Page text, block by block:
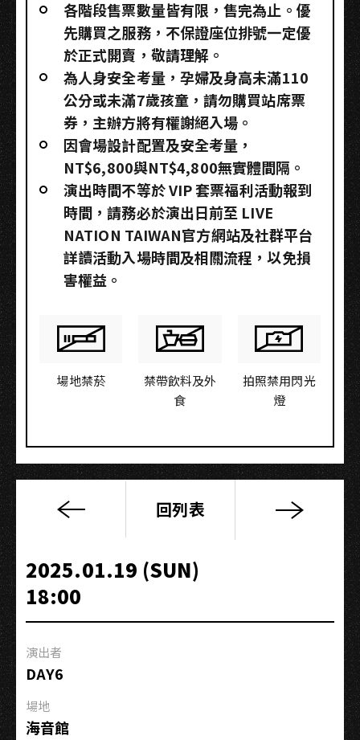
各階段售票數量皆有限，售完為止。優
先購買之服務，不保證座位排號一定優
於正式開賣，敬請理解。
為人身安全考量，孕婦及身高未滿110
公分或未滿7歲孩童，請勿購買站席票
券，主辦方將有權謝絕入場。
因會場設計配置及安全考量，
NT$6,800與NT$4,800無實體間隔。
演出時間不等於 VIP 套票福利活動報到
時間，請務必於演出日前至 LIVE
NATION TAIWAN官方網站及社群平台
詳讀活動入場時間及相關流程，以免損
害權益。
場地禁菸
禁帶飲料及外
食
拍照禁用閃光
燈
Slumberland
陳
修
澤
回列表
2025.01.19 (SUN)
18:00
演出者
DAY6
場地
海音館